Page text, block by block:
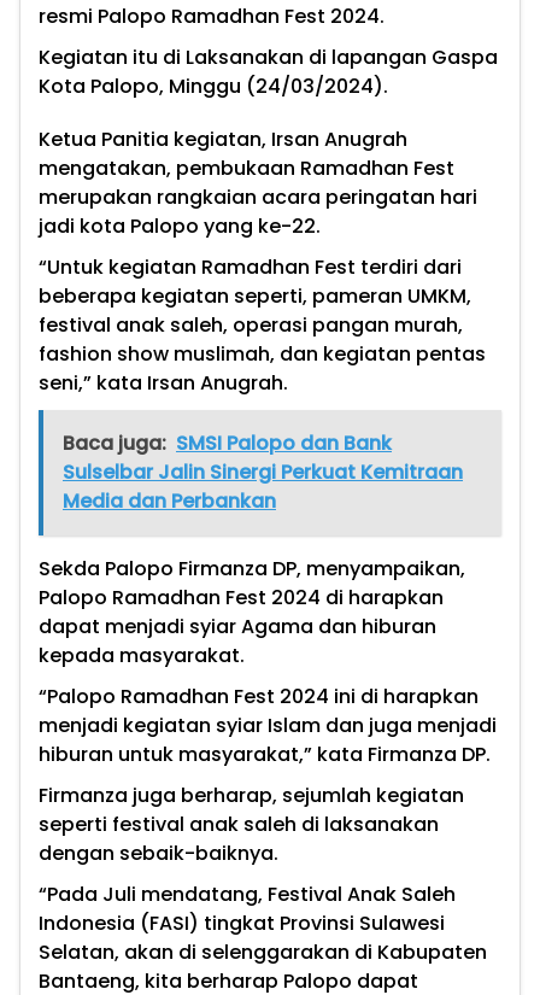
resmi Palopo Ramadhan Fest 2024.
Kegiatan itu di Laksanakan di lapangan Gaspa
Kota Palopo, Minggu (24/03/2024).
Ketua Panitia kegiatan, Irsan Anugrah
mengatakan, pembukaan Ramadhan Fest
merupakan rangkaian acara peringatan hari
jadi kota Palopo yang ke-22.
“Untuk kegiatan Ramadhan Fest terdiri dari
beberapa kegiatan seperti, pameran UMKM,
festival anak saleh, operasi pangan murah,
fashion show muslimah, dan kegiatan pentas
seni,” kata Irsan Anugrah.
Baca juga: SMSI Palopo dan Bank
Sulselbar Jalin Sinergi Perkuat Kemitraan
Media dan Perbankan
Sekda Palopo Firmanza DP, menyampaikan,
Palopo Ramadhan Fest 2024 di harapkan
dapat menjadi syiar Agama dan hiburan
kepada masyarakat.
“Palopo Ramadhan Fest 2024 ini di harapkan
menjadi kegiatan syiar Islam dan juga menjadi
hiburan untuk masyarakat,” kata Firmanza DP.
Firmanza juga berharap, sejumlah kegiatan
seperti festival anak saleh di laksanakan
dengan sebaik-baiknya.
“Pada Juli mendatang, Festival Anak Saleh
Indonesia (FASI) tingkat Provinsi Sulawesi
Selatan, akan di selenggarakan di Kabupaten
Bantaeng, kita berharap Palopo dapat